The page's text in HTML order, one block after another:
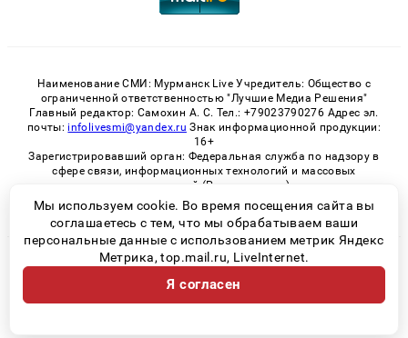
Наименование СМИ: Мурманск Live Учредитель: Общество с
ограниченной ответственностью "Лучшие Медиа Решения"
Главный редактор: Самохин А. С. Тел.: +79023790276 Адрес эл.
почты: infolivesmi@yandex.ru Знак информационной продукции:
16+
Зарегистрировавший орган: Федеральная служба по надзору в
сфере связи, информационных технологий и массовых
коммуникаций (Роскомнадзор)
Регистрационный номер СМИ ЭЛ № ФС 77 - 82534 от 21.01.2022
© 2026 «Murmansk-live» | Все права защищены
Возрастная категория сайта 16+
Политика конфиденциальности
Мы используем cookie. Во время посещения сайта вы
соглашаетесь с тем, что мы обрабатываем ваши
персональные данные с использованием метрик Яндекс
Метрика, top.mail.ru, LiveInternet.
Я согласен